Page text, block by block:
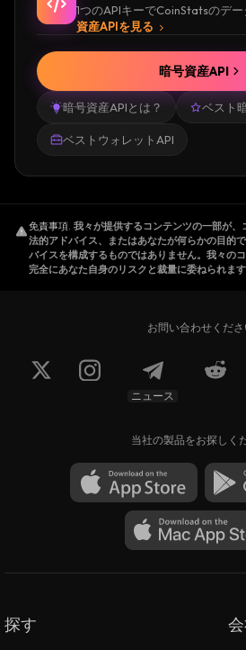
1つのAPIキーでCoinStatsのデー
資産APIを見る
暗号資産APIとは？ ベスト
ベストウォレットAPI
暗号資産API
免責事項. 我々が提供するコンテンツの一部が、
法的アドバイス、またはあなたが何らかの目的
バイスを構成するものではありません。我々の
完全にあなた自身のリスクと裁量に委ねられます
お問い合わせくだ
ニュース
当社の製品をお探しく
探す